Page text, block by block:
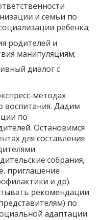
и семьи по
ребенка;
родителей и
манипуляциям;
диалог с
методах
воспитания. Дадим
по
Остановимся
для составления
собрания,
приглашение
и др).
рекомендации
по
адаптации.